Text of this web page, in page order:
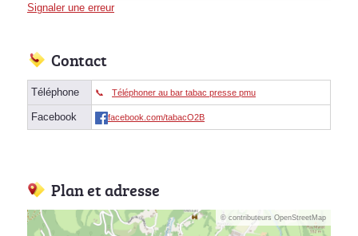
Signaler une erreur
Contact
Téléphone Téléphoner au bar tabac presse pmu
Facebook facebook.com/tabacO2B
Plan et adresse
© contributeurs OpenStreetMap